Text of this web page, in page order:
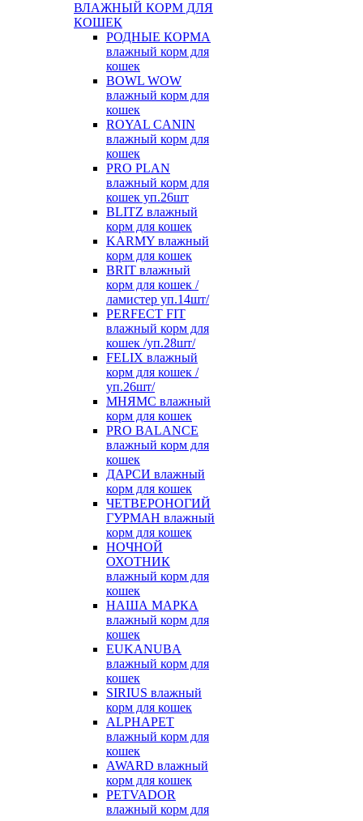
ВЛАЖНЫЙ КОРМ ДЛЯ
КОШЕК
РОДНЫЕ КОРМА
влажный корм для
кошек
BOWL WOW
влажный корм для
кошек
ROYAL CANIN
влажный корм для
кошек
PRO PLAN
влажный корм для
кошек уп.26шт
BLITZ влажный
корм для кошек
KARMY влажный
корм для кошек
BRIT влажный
корм для кошек /
ламистер уп.14шт/
PERFECT FIT
влажный корм для
кошек /уп.28шт/
FELIX влажный
корм для кошек /
уп.26шт/
МНЯМС влажный
корм для кошек
PRO BALANCE
влажный корм для
кошек
ДАРСИ влажный
корм для кошек
ЧЕТВЕРОНОГИЙ
ГУРМАН влажный
корм для кошек
НОЧНОЙ
ОХОТНИК
влажный корм для
кошек
НАША МАРКА
влажный корм для
кошек
EUKANUBA
влажный корм для
кошек
SIRIUS влажный
корм для кошек
ALPHAPET
влажный корм для
кошек
AWARD влажный
корм для кошек
PETVADOR
влажный корм для